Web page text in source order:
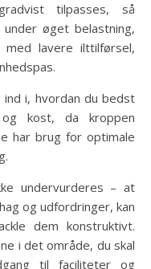
tilpasses, så
øget belastning,
med lavere ilttilførsel,
i, hvordan du bedst
og kost, da kroppen
har brug for optimale
undervurderes – at
og udfordringer, kan
dem konstruktivt.
i det område, du skal
til faciliteter og